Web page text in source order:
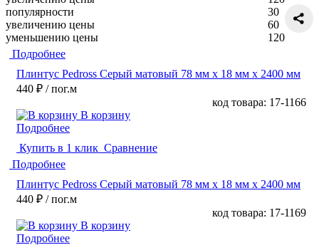
популярности
увеличению цены
уменьшению цены
30
60
120
Подробнее
Плинтус Pedross Серый матовый 78 мм х 18 мм х 2400 мм
440 ₽ / пог.м
код товара: 17-1166
В корзину
Подробнее
Купить в 1 клик Сравнение
Подробнее
Плинтус Pedross Серый матовый 78 мм х 18 мм х 2400 мм
440 ₽ / пог.м
код товара: 17-1169
В корзину
Подробнее